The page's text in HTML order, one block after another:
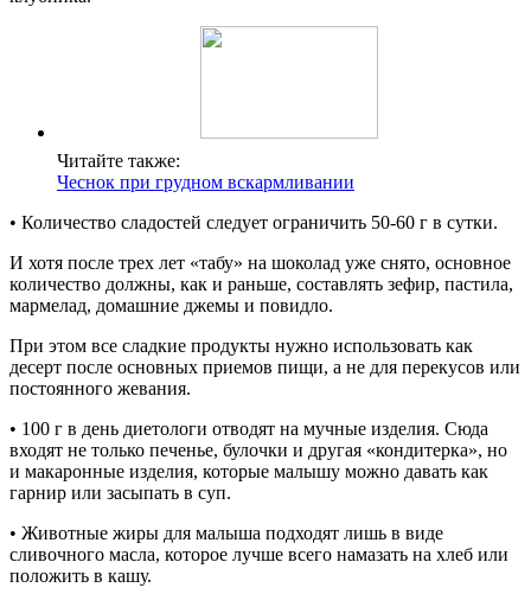
Читайте также:
Чеснок при грудном вскармливании
• Количество сладостей следует ограничить 50-60 г в сутки.
И хотя после трех лет «табу» на шоколад уже снято, основное
количество должны, как и раньше, составлять зефир, пастила,
мармелад, домашние джемы и повидло.
При этом все сладкие продукты нужно использовать как
десерт после основных приемов пищи, а не для перекусов или
постоянного жевания.
• 100 г в день диетологи отводят на мучные изделия. Сюда
входят не только печенье, булочки и другая «кондитерка», но
и макаронные изделия, которые малышу можно давать как
гарнир или засыпать в суп.
• Животные жиры для малыша подходят лишь в виде
сливочного масла, которое лучше всего намазать на хлеб или
положить в кашу.